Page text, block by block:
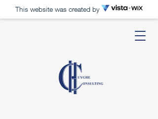
This website was created by